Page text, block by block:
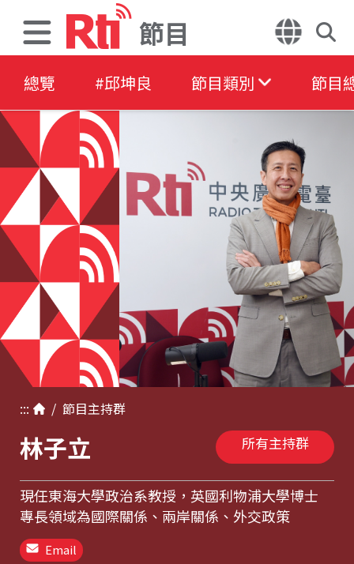
節目
總覽 #邱坤良 節目類別 節目
::: / 節目主持群
林子立 所有主持群
現任東海大學政治系教授，英國利物浦大學博士
專長領域為國際關係、兩岸關係、外交政策
Email